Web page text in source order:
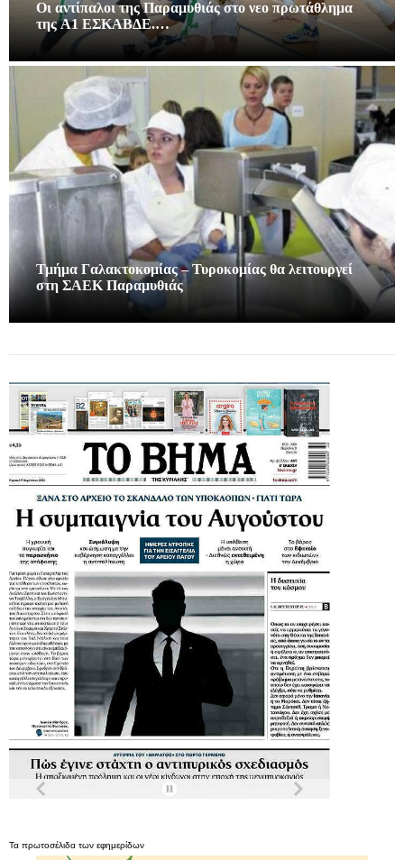
Οι αντίπαλοι της Παραμυθιάς στο νεο πρωτάθλημα
της A1 ΕΣΚΑΒΔΕ.…
Τμήμα Γαλακτοκομίας – Τυροκομίας θα λειτουργεί
στη ΣΑΕΚ Παραμυθιάς
Τα πρωτοσέλιδα των εφημερίδων